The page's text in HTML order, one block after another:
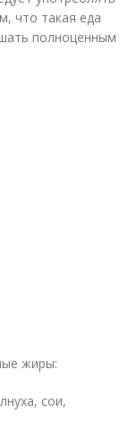
что такая еда
полноценным
жиры:
сои,